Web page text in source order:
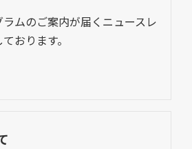
ムのご案内が届くニュースレ
おります。